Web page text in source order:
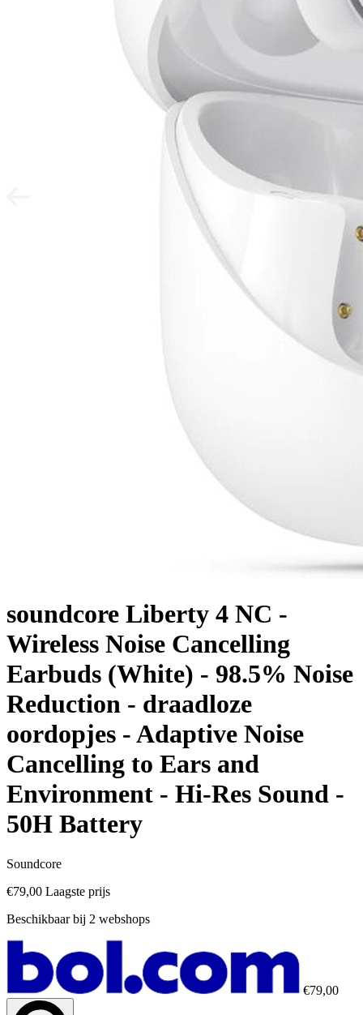
soundcore Liberty 4 NC -
Wireless Noise Cancelling
Earbuds (White) - 98.5% Noise
Reduction - draadloze
oordopjes - Adaptive Noise
Cancelling to Ears and
Environment - Hi-Res Sound -
50H Battery
Soundcore
€79,00 Laagste prijs
Beschikbaar bij 2 webshops
€79,00